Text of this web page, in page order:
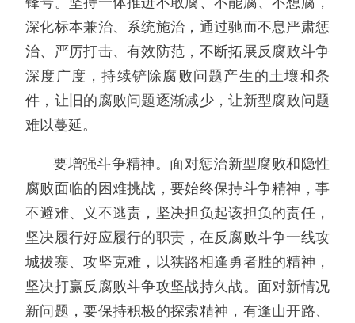
深化标本兼治、系统施治，通过驰而不息严肃惩
治、严厉打击、有效防范，不断拓展反腐败斗争
深度广度，持续铲除腐败问题产生的土壤和条
件，让旧的腐败问题逐渐减少，让新型腐败问题
难以蔓延。
要增强斗争精神。面对惩治新型腐败和隐性
腐败面临的困难挑战，要始终保持斗争精神，事
不避难、义不逃责，坚决担负起该担负的责任，
坚决履行好应履行的职责，在反腐败斗争一线攻
城拔寨、攻坚克难，以狭路相逢勇者胜的精神，
坚决打赢反腐败斗争攻坚战持久战。面对新情况
新问题，要保持积极的探索精神，有逢山开路、